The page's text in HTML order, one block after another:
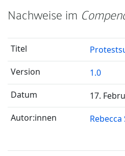
Nachweise im
1.0
17.